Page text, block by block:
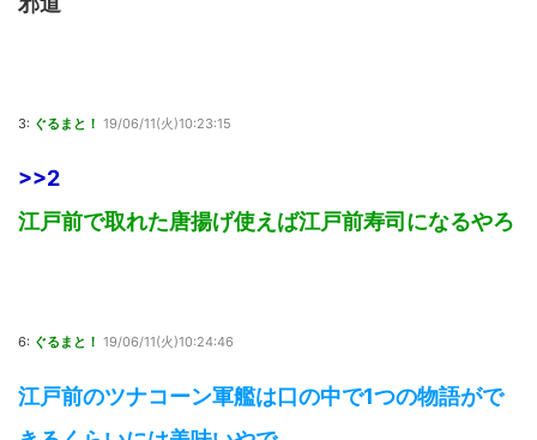
3: ぐるまと！ 19/06/11(火)10:23:15
>>2
江戸前で取れた唐揚げ使えば江戸前寿司になるやろ
6: ぐるまと！ 19/06/11(火)10:24:46
江戸前のツナコーン軍艦は口の中で1つの物語がで